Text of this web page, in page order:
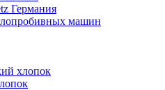
Германия
машин
хлопок